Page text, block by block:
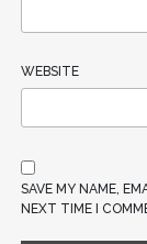
WEBSITE
SAVE MY NAME,
NEXT TIME I